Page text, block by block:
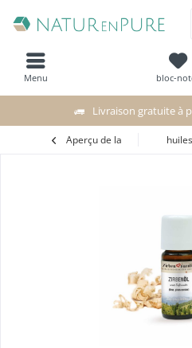
Livraison gratuite à
bloc-
Menu
Aperçu de la